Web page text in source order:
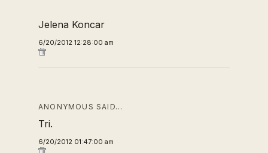
Jelena Koncar
6/20/2012 12:28:00 am
ANONYMOUS SAID…
Tri.
6/20/2012 01:47:00 am